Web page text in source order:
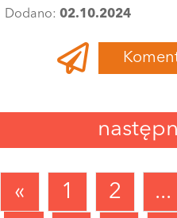
Dodano: 02.10.2024
« 1 2 ...